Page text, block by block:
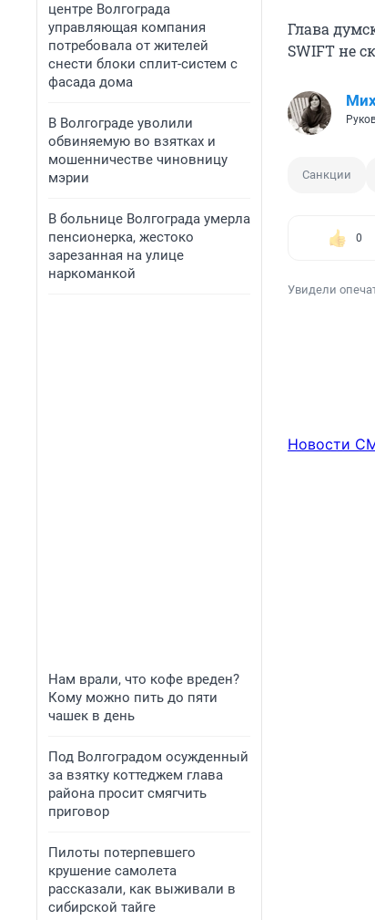
центре Волгограда
управляющая компания
потребовала от жителей
снести блоки сплит-систем с
фасада дома
В Волгограде уволили
обвиняемую во взятках и
мошенничестве чиновницу
мэрии
В больнице Волгограда умерла
пенсионерка, жестоко
зарезанная на улице
наркоманкой
Нам врали, что кофе вреден?
Кому можно пить до пяти
чашек в день
Под Волгоградом осужденный
за взятку коттеджем глава
района просит смягчить
приговор
Пилоты потерпевшего
крушение самолета
рассказали, как выживали в
сибирской тайге
Глава
SWIFT не
Санкции
0
Увидели
Новости